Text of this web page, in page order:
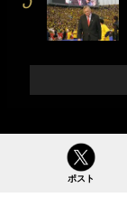
ポスト